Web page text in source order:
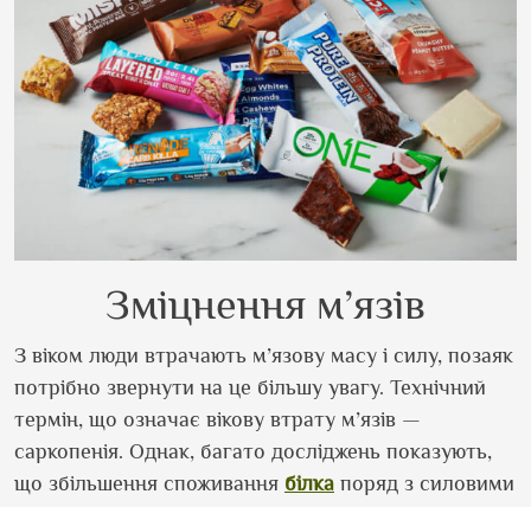
Зміцнення м’язів
З віком люди втрачають м’язову масу і силу, позаяк
потрібно звернути на це більшу увагу. Технічний
термін, що означає вікову втрату м’язів —
саркопенія. Однак, багато досліджень показують,
що збільшення споживання білка поряд з силовими